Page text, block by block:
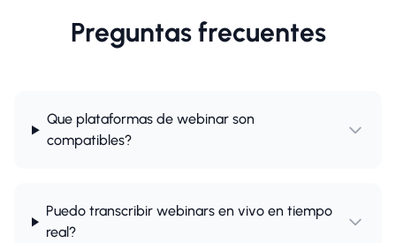
Preguntas frecuentes
Que plataformas de webinar son
compatibles?
Puedo transcribir webinars en vivo en tiempo
real?